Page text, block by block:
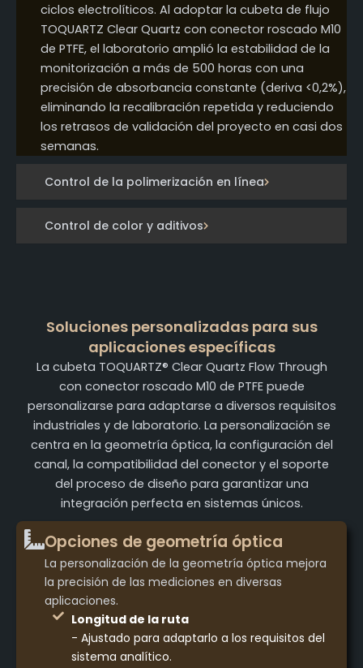
Control de la polimerización en línea
Control de color y aditivos
ciclos electrolíticos. Al adoptar la cubeta de flujo
TOQUARTZ Clear Quartz con conector roscado M10
de PTFE, el laboratorio amplió la estabilidad de la
monitorización a más de 500 horas con una
precisión de absorbancia constante (deriva <0,2%),
eliminando la recalibración repetida y reduciendo
los retrasos de validación del proyecto en casi dos
semanas.
Soluciones personalizadas para sus
aplicaciones específicas
La cubeta TOQUARTZ® Clear Quartz Flow Through
con conector roscado M10 de PTFE puede
personalizarse para adaptarse a diversos requisitos
industriales y de laboratorio. La personalización se
centra en la geometría óptica, la configuración del
canal, la compatibilidad del conector y el soporte
del proceso de diseño para garantizar una
integración perfecta en sistemas únicos.
Opciones de geometría óptica
La personalización de la geometría óptica mejora
la precisión de las mediciones en diversas
aplicaciones.
Longitud de la ruta
- Ajustado para adaptarlo a los requisitos del
sistema analítico.